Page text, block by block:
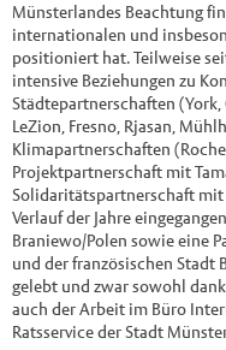
Münsterlandes Beachtung
internationalen und
positioniert hat. Teilweise
intensive Beziehungen zu
Städtepartnerschaften
LeZion, Fresno, Rjasan,
Klimapartnerschaften
Projektpartnerschaft mit
Solidaritätspartnerschaft
Verlauf der Jahre
Braniewo/Polen sowie eine
und der französischen Stadt
gelebt und zwar sowohl
auch der Arbeit im Büro
Ratsservice der Stadt